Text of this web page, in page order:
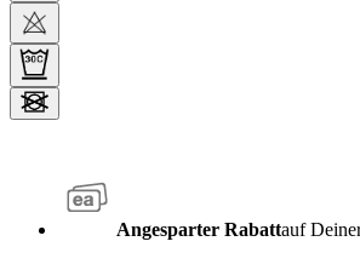
Angesparter Rabattauf